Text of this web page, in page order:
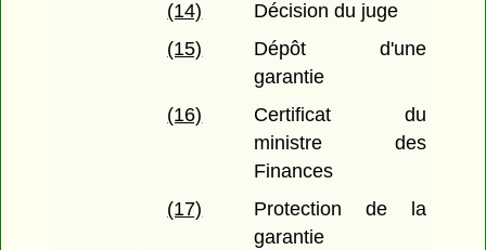
(14)
Décision du juge
(15)
Dépôt d'une
garantie
(16)
Certificat du
ministre des
Finances
(17)
Protection de la
garantie